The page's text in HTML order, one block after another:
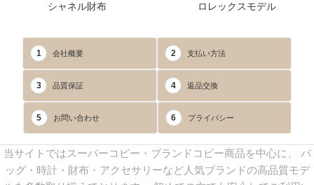
シャネル財布 ロレックスモデル
1 会社概要 2 支払い方法
3 品質保証 4 返品交換
5 お問い合わせ 6 プライバシー
当サイトではスーパーコピー・ブランドコピー商品を中心に、 バ
ッグ・時計・財布・アクセサリーなど人気ブランドの高品質モデ